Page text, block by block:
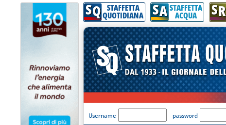
Attenzione! Esegui l'accesso per lèggere interamente la notizia.
SQ STAFFETTA
QUOTIDIANA SA STAFFETTA
ACQUA SR
'Modulo Login per accedere'
Username password